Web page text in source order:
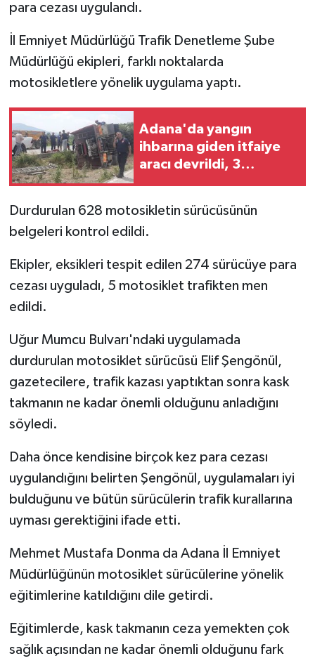
para cezası uygulandı.
İl Emniyet Müdürlüğü Trafik Denetleme Şube
Müdürlüğü ekipleri, farklı noktalarda
motosikletlere yönelik uygulama yaptı.
Adana'da yangın
ihbarına giden itfaiye
aracı devrildi, 3
Durdurulan 628 motosikletin sürücüsünün
belgeleri kontrol edildi.
Ekipler, eksikleri tespit edilen 274 sürücüye para
cezası uyguladı, 5 motosiklet trafikten men
edildi.
Uğur Mumcu Bulvarı'ndaki uygulamada
durdurulan motosiklet sürücüsü Elif Şengönül,
gazetecilere, trafik kazası yaptıktan sonra kask
takmanın ne kadar önemli olduğunu anladığını
söyledi.
Daha önce kendisine birçok kez para cezası
uygulandığını belirten Şengönül, uygulamaları iyi
bulduğunu ve bütün sürücülerin trafik kurallarına
uyması gerektiğini ifade etti.
Mehmet Mustafa Donma da Adana İl Emniyet
Müdürlüğünün motosiklet sürücülerine yönelik
eğitimlerine katıldığını dile getirdi.
Eğitimlerde, kask takmanın ceza yemekten çok
sağlık açısından ne kadar önemli olduğunu fark